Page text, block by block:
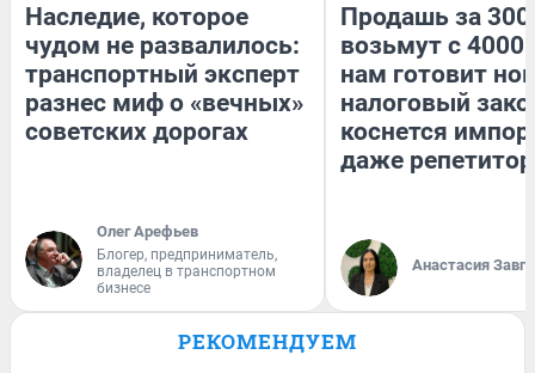
Наследие, которое
чудом не развалилось:
транспортный эксперт
разнес миф о «вечных»
советских дорогах
Олег Арефьев
Блогер, предприниматель,
владелец в транспортном
бизнесе
Продашь за
возьмут с
нам готовит
налоговый
коснется
даже
Анастасия
РЕКОМЕНДУЕМ